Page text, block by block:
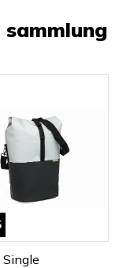
sammlung